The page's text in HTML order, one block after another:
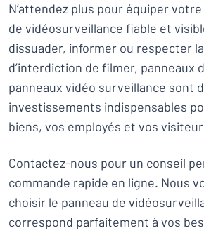
N’attendez plus pour équiper votre
de vidéosurveillance fiable et
dissuader, informer ou respecter
d’interdiction de filmer, panneaux
panneaux vidéo surveillance sont
investissements indispensables
biens, vos employés et vos
Contactez-nous pour un conseil
commande rapide en ligne. Nous
choisir le panneau de
correspond parfaitement à vos